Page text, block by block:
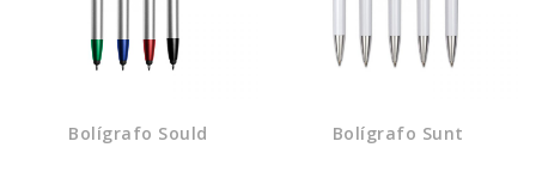
Bolígrafo Sould Bolígrafo Sunt